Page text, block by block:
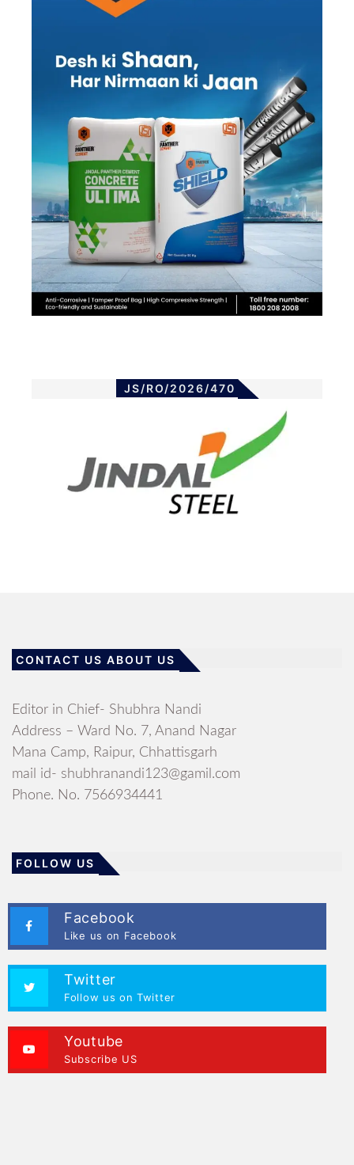
JS/RO/2026/470
CONTACT US ABOUT US
Editor in Chief- Shubhra Nandi
Address – Ward No. 7, Anand Nagar
Mana Camp, Raipur, Chhattisgarh
mail id- shubhranandi123@gamil.com
Phone. No. 7566934441
FOLLOW US
Facebook
Like us on Facebook
Twitter
Follow us on Twitter
Youtube
Subscribe US